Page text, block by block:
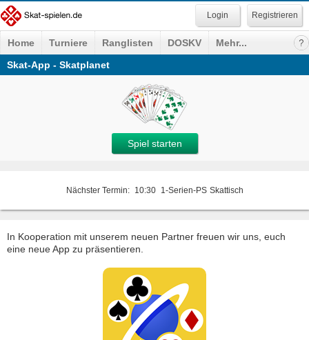
Registrieren
Home Turniere Ranglisten DOSKV
Mehr...
Skat-App - Skatplanet
Spiel starten
Nächster Termin: 10:30 1-Serien-PS Skattisch
In Kooperation mit unserem neuen Partner freuen wir uns, euch
eine neue App zu präsentieren.